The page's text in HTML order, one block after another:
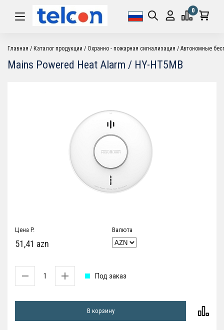
0
Главная Каталог продукции Охранно - пожарная сигнализация Автономные
Mains Powered Heat Alarm / HY-HT5MB
Цена P.
51,41 azn
Валюта
Под заказ
В корзину